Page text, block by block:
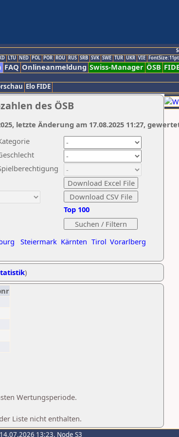
LTU NED POL POR ROU RUS SRB SVK SWE TUR UKR VIE FontSize:11pt
FAQ Onlineanmeldung Swiss-Manager ÖSB
Elo FIDE
des ÖSB
Steiermark Kärnten Tirol Vorarlberg
Top 100
letzte Änderung am 17.08.2025 11:27,
)
Wertungsperiode.
Liste nicht enthalten.
13:23, Node S3